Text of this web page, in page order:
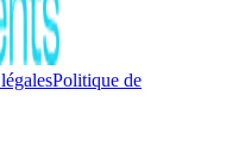
Politique de